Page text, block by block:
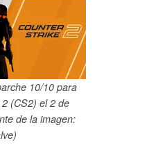
10/10 para
(CS2) el 2 de
de la imagen: